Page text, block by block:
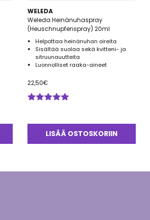
WELEDA
Weleda Heinänuhaspray
(Heuschnupfenspray) 20ml
Helpottaa heinänuhan oireita
Sisältää suolaa sekä kvitteni- ja
sitruunauutteita
Luonnolliset raaka-aineet
22,50€
5.00/ 5
LISÄÄ OSTOSKORIIN